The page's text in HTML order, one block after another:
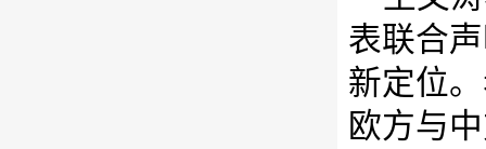
表联合
新定位
欧方与